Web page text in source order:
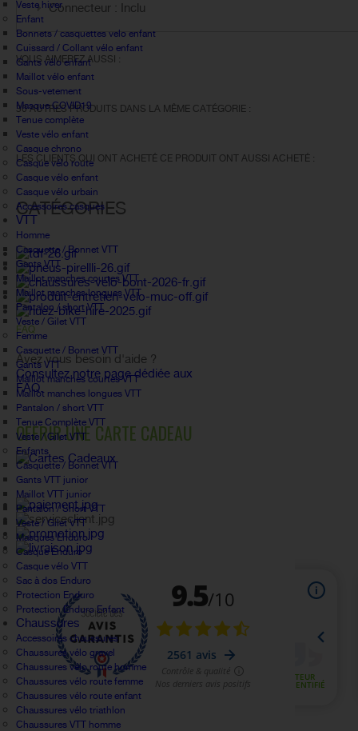
Veste hiver
Enfant
Bonnets / casquettes velo enfant
Cuissard / Collant vélo enfant
Gants vélo enfant
Maillot vélo enfant
Sous-vetement
Masque COVID19
Tenue complète
Veste vélo enfant
Casque chrono
Casque vélo route
Casque vélo enfant
Casque vélo urbain
Accessoires casques
VTT
Homme
Casquette / Bonnet VTT
Gants VTT
Maillot manches courtes VTT
Maillot manches longues VTT
Pantalon / short VTT
Veste / Gilet VTT
Femme
Casquette / Bonnet VTT
Gants VTT
Maillot manches courtes VTT
Maillot manches longues VTT
Pantalon / short VTT
Tenue Complète VTT
Veste / Gilet VTT
Enfants
Casquette / Bonnet VTT
Gants VTT junior
Maillot VTT junior
Pantalon / Short VTT
Veste / Gilet VTT
Masques Enduro
Casque Enduro
Casque vélo VTT
Sac à dos Enduro
Protection Enduro
Protection Enduro Enfant
Chaussures
Accessoires chaussures
Chaussures vélo gravel
Chaussures vélo route homme
Chaussures vélo route femme
Chaussures vélo route enfant
Chaussures vélo triathlon
Chaussures VTT homme
Connecteur : Inclu
VOUS AIMEREZ AUSSI :
30 AUTRES PRODUITS DANS LA MÊME CATÉGORIE :
LES CLIENTS QUI ONT ACHETÉ CE PRODUIT ONT AUSSI ACHETÉ :
CATÉGORIES
FAQ
Avez vous besoin d'aide ?
Consultez notre page dédiée aux
FAQ.
OFFRIR UNE CARTE CADEAU